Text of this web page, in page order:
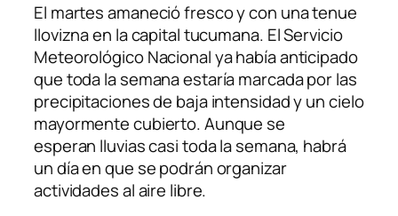
El martes amaneció fresco y con una tenue
llovizna en la capital tucumana. El Servicio
Meteorológico Nacional ya había anticipado
que toda la semana estaría marcada por las
precipitaciones de baja intensidad y un cielo
mayormente cubierto. Aunque se
esperan lluvias casi toda la semana, habrá
un día en que se podrán organizar
actividades al aire libre.